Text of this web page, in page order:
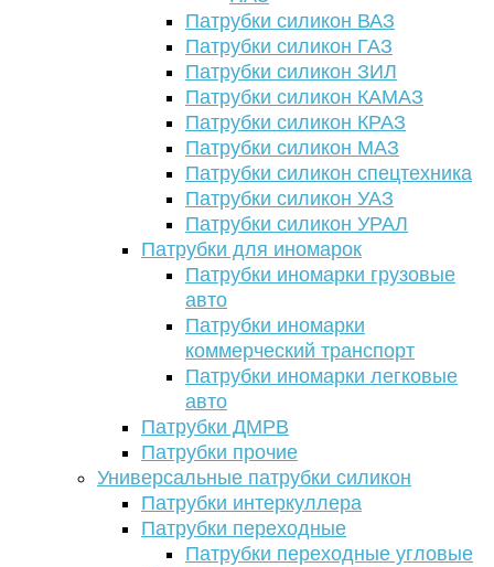
Патрубки силикон ВАЗ
Патрубки силикон ГАЗ
Патрубки силикон ЗИЛ
Патрубки силикон КАМАЗ
Патрубки силикон КРАЗ
Патрубки силикон МАЗ
Патрубки силикон спецтехника
Патрубки силикон УАЗ
Патрубки силикон УРАЛ
Патрубки для иномарок
Патрубки иномарки грузовые
авто
Патрубки иномарки
коммерческий транспорт
Патрубки иномарки легковые
авто
Патрубки ДМРВ
Патрубки прочие
Универсальные патрубки силикон
Патрубки интеркуллера
Патрубки переходные
Патрубки переходные угловые